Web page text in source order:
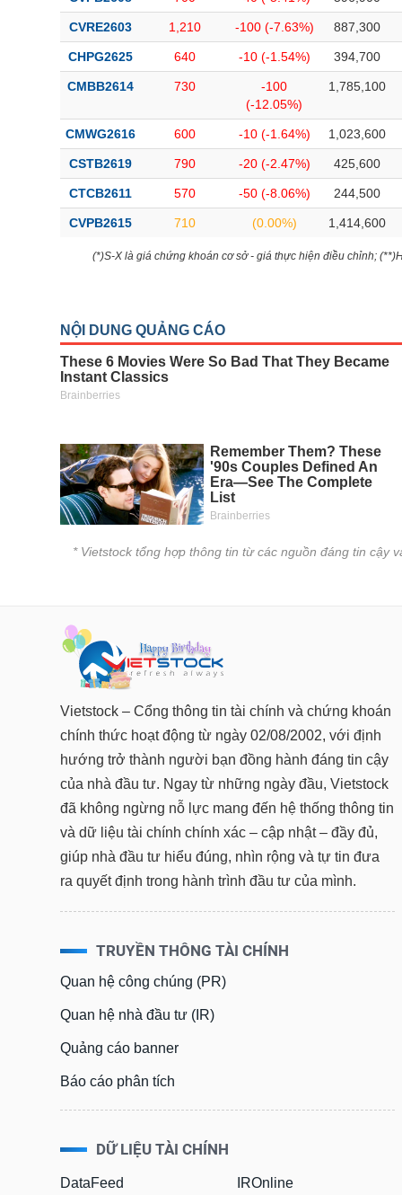
CVRE2603 1,210 -100 (-7.63%) 887,300
CHPG2625 640 -10 (-1.54%) 394,700
CMBB2614 730
-100
(-12.05%)
1,785,100
CMWG2616 600 -10 (-1.64%) 1,023,600
CSTB2619 790 -20 (-2.47%) 425,600
CTCB2611 570 -50 (-8.06%) 244,500
CVPB2615 710 (0.00%) 1,414,600
(*)S-X là giá chứng khoán cơ sở - giá thực hiện điều chỉnh;
* Vietstock tổng hợp thông tin từ các nguồn đáng tin cậy
Vietstock – Cổng thông tin tài chính và chứng khoán
chính thức hoạt động từ ngày 02/08/2002, với định
hướng trở thành người bạn đồng hành đáng tin cậy
của nhà đầu tư. Ngay từ những ngày đầu, Vietstock
đã không ngừng nỗ lực mang đến hệ thống thông tin
và dữ liệu tài chính chính xác – cập nhật – đầy đủ,
giúp nhà đầu tư hiểu đúng, nhìn rộng và tự tin đưa
ra quyết định trong hành trình đầu tư của mình.
TRUYỀN THÔNG TÀI CHÍNH
Quan hệ công chúng (PR)
Quan hệ nhà đầu tư (IR)
Quảng cáo banner
Báo cáo phân tích
DỮ LIỆU TÀI CHÍNH
DataFeed IROnline